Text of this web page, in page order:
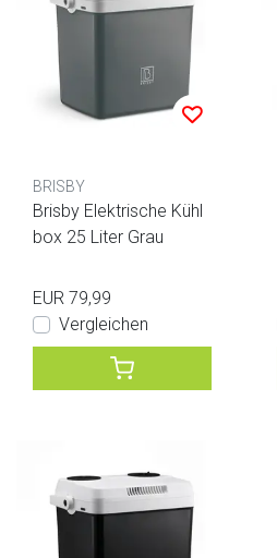
BRISBY
Brisby Elektrische Kühl
box 25 Liter Grau
EUR 79,99
Vergleichen